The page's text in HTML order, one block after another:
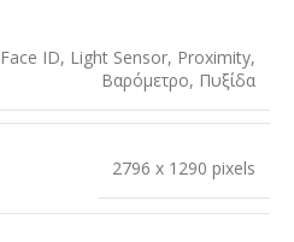
Face ID, Light Sensor, Proximity,
Βαρόμετρο, Πυξίδα
2796 x 1290 pixels